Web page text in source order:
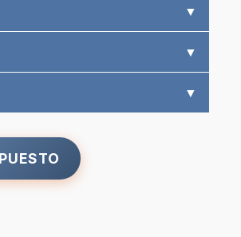
▼
▼
▼